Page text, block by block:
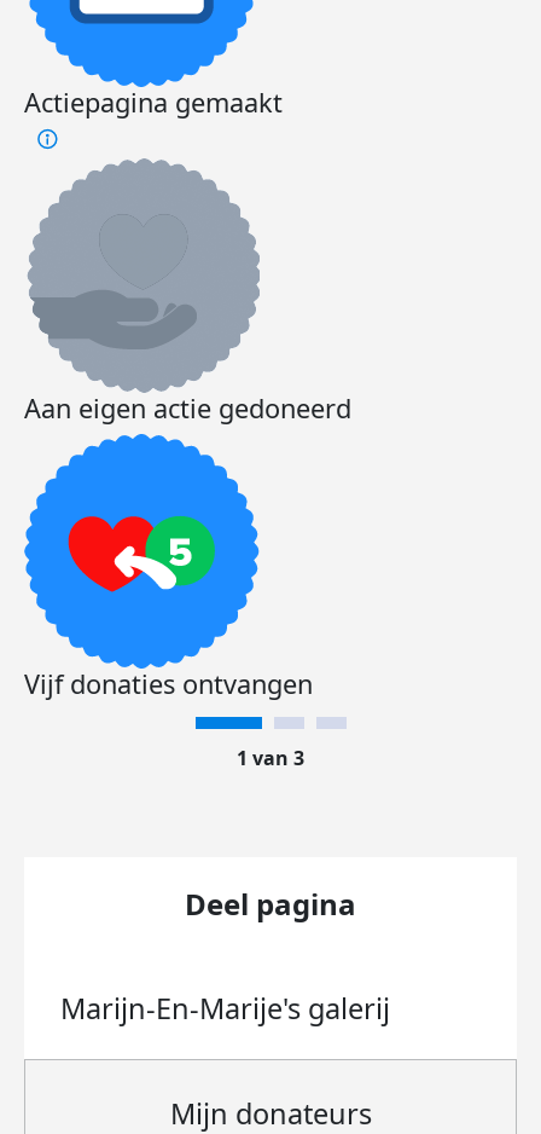
Actiepagina gemaakt
Aan eigen actie gedoneerd
Vijf donaties ontvangen
1 van 3
Deel pagina
Marijn-En-Marije's galerij
Mijn donateurs